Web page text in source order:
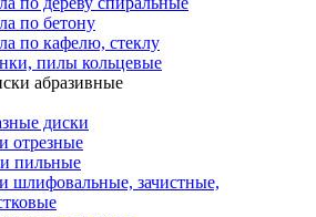
по бетону
по кафелю, стеклу
пилы кольцевые
абразивные
диски
отрезные
пильные
шлифовальные, зачистные,